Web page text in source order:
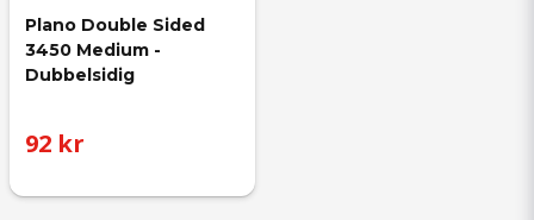
Plano Double Sided
3450 Medium -
Dubbelsidig
92 kr